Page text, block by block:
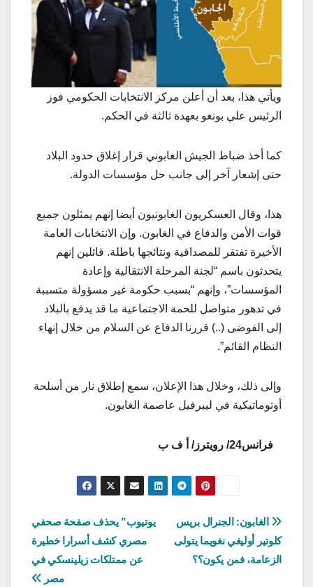
ويأتي هذا، بعد أن أعلن مركز الانتخابات الحكومي فوز
الرئيس علي بونغو بعهدة ثالثة في الحكم.
كما أخذ ضباط الجيش الغابوني قرار إغلاق حدود البلاد
حتى إشعار آخر إلى جانب حل مؤسسات الدولة.
هذا، وقال العسكريون الغابونيون أيضا إنهم يمثلون جميع
قوات الأمن والدفاع في الغابون. وإن الانتخابات العامة
الأخيرة تفتقر للمصداقية ونتائجها باطلة. قائلين إنهم
يتحدثون باسم “لجنة المرحلة الانتقالية وإعادة
المؤسسات”، وإنهم “بسبب حكومة غير مسؤولة متسببة
في تدهور متواصل للحمة الاجتماعية ما قد يدفع بالبلاد
إلى الفوضى (..) قررنا الدفاع عن السلام من خلال إنهاء
النظام القائم”.
وإلى ذلك، وخلال هذا الإعلان، سمع إطلاق نار من أسلحة
أوتوماتيكية في ليبرفيل عاصمة الغابون.
فرانس24/ رويترز/ أ ف ب
تصفّح
المقالات
يوتيوب” يحذف صفحة صحفي
مصري كشف أسرارا خطيرة
عن ممتلكات زيلينسكي في
مصر
الغابون: الجنرال بريس
كلوتير أوليغي نغويما يتولى
الزعامة، فمن يكون؟؟